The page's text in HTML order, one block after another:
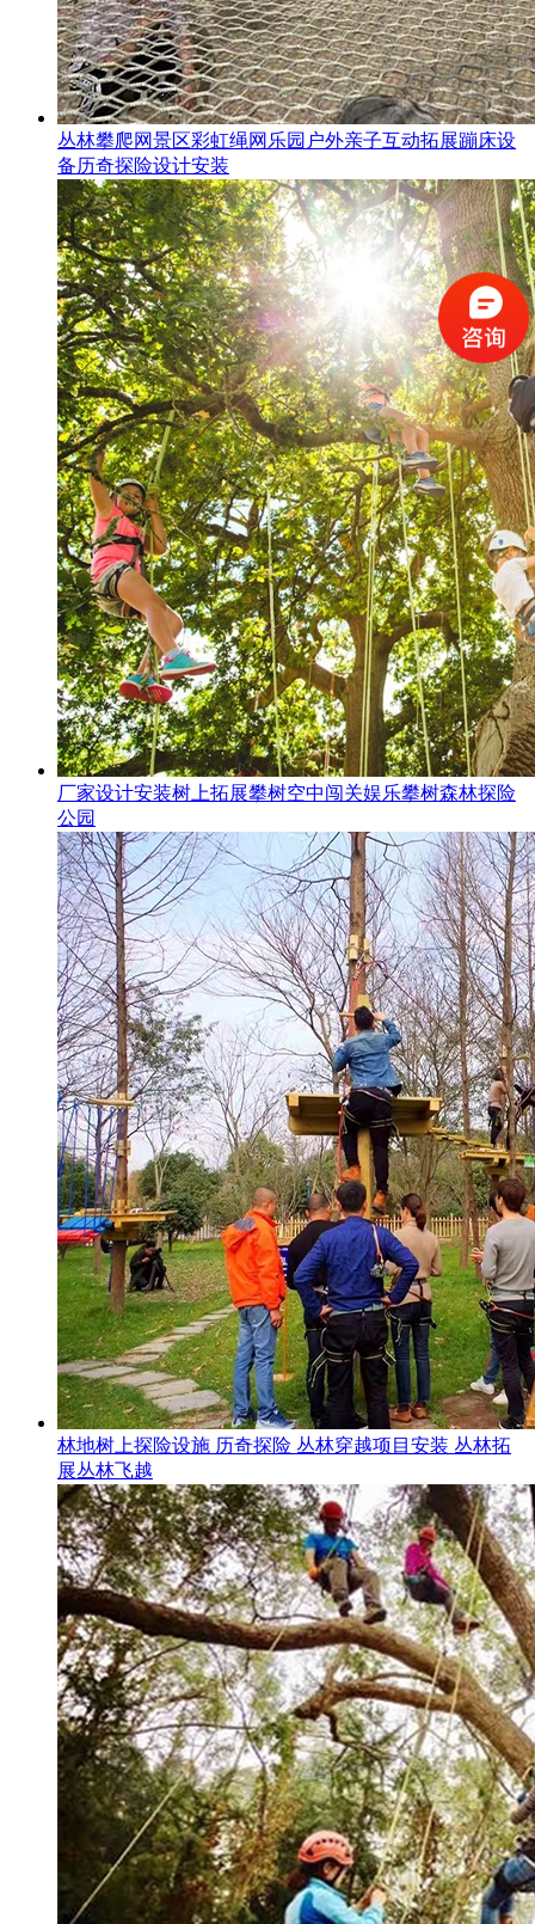
丛林攀爬网景区彩虹绳网乐园户外亲子互动拓展蹦床设
备历奇探险设计安装
厂家设计安装树上拓展攀树空中闯关娱乐攀树森林探险
公园
林地树上探险设施 历奇探险 丛林穿越项目安装 丛林拓
展丛林飞越